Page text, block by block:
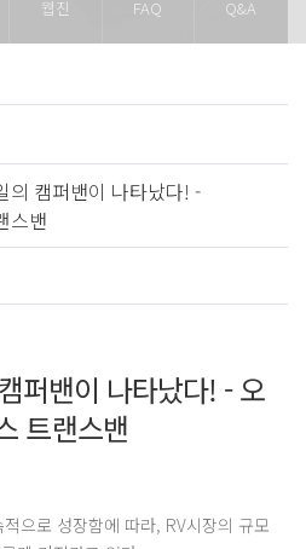
웹진 FAQ Q&A
의 캠퍼밴이 나타났다! -
스밴
퍼밴이 나타났다! - 오
트랜스밴
으로 성장함에 따라, RV시장의 규모